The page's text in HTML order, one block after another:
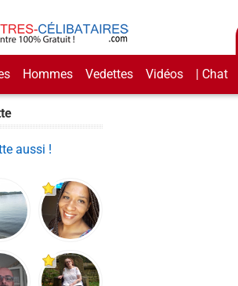
Hommes Vedettes Vidéos | Chat
aussi !